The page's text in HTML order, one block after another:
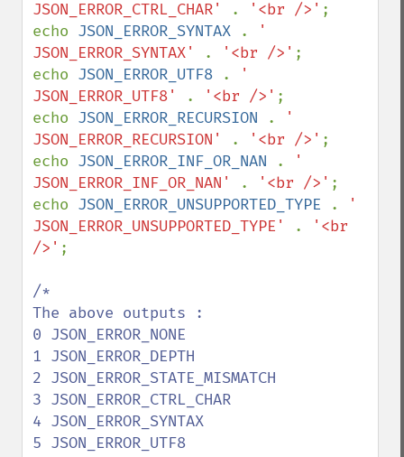
JSON_ERROR_CTRL_CHAR' . '<br />' ;
echo JSON_ERROR_SYNTAX .
'
JSON_ERROR_SYNTAX'
. '<br />' ;
echo JSON_ERROR_UTF8 .
'
JSON_ERROR_UTF8'
. '<br />' ;
echo JSON_ERROR_RECURSION .
'
JSON_ERROR_RECURSION'
. '<br />' ;
echo JSON_ERROR_INF_OR_NAN .
'
JSON_ERROR_INF_OR_NAN'
. '<br />' ;
echo JSON_ERROR_UNSUPPORTED_TYPE .
'
JSON_ERROR_UNSUPPORTED_TYPE'
.
'<br
/>' ;
/*
The above outputs :
0 JSON_ERROR_NONE
1 JSON_ERROR_DEPTH
2 JSON_ERROR_STATE_MISMATCH
3 JSON_ERROR_CTRL_CHAR
4 JSON_ERROR_SYNTAX
5 JSON_ERROR_UTF8